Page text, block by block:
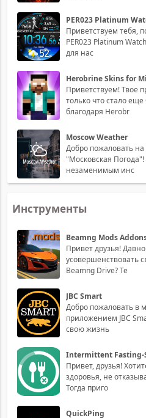
PER023 Platinum
Приветствуем тебя,
PER023 Platinum
для нас
Herobrine Skins for
Приветствуем! Твое
только что стало
благодаря Herobr
Moscow Weather
Добро пожаловать
"Московская
незаменимым инс
Инструменты
Beamng Mods
Привет друзья!
усовершенствовать
Beamng Drive? Те
JBC Smart
Добро пожаловать в
приложением JBC
свою жизнь
Intermittent Fasting-
Привет, друзья!
здоровья, не
Тогда приго
QuickPing